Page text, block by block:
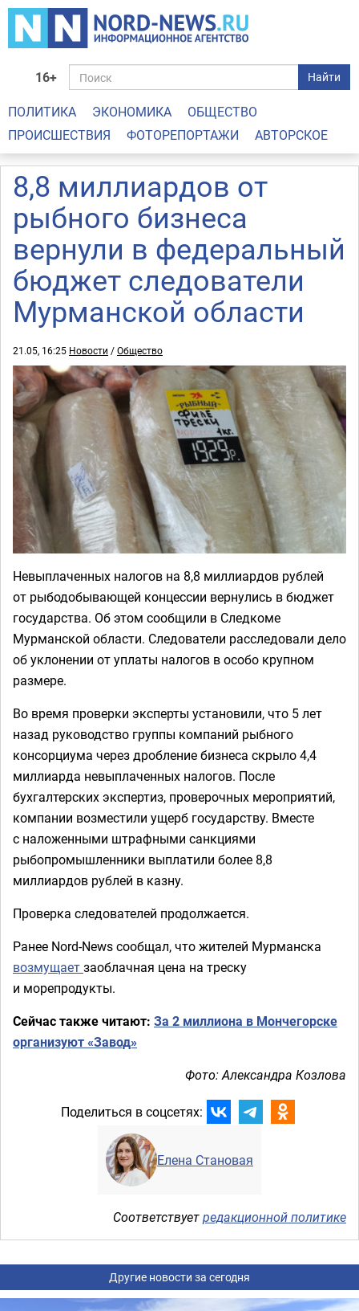
16+ Найти
ПОЛИТИКА ЭКОНОМИКА
ОБЩЕСТВО
ПРОИСШЕСТВИЯ
ФОТОРЕПОРТАЖИ АВТОРСКОЕ
8,8 миллиардов от
рыбного бизнеса
вернули в федеральный
бюджет следователи
Мурманской области
21.05, 16:25 Новости /Общество
Невыплаченных налогов на 8,8 миллиардов рублей
от рыбодобывающей концессии вернулись в бюджет
государства. Об этом сообщили в Следкоме
Мурманской области. Следователи расследовали дело
об уклонении от уплаты налогов в особо крупном
размере.
Во время проверки эксперты установили, что 5 лет
назад руководство группы компаний рыбного
консорциума через дробление бизнеса скрыло 4,4
миллиарда невыплаченных налогов. После
бухгалтерских экспертиз, проверочных мероприятий,
компании возместили ущерб государству. Вместе
с наложенными штрафными санкциями
рыбопромышленники выплатили более 8,8
миллиардов рублей в казну.
Проверка следователей продолжается.
Ранее Nord-News сообщал, что жителей Мурманска
возмущаетзаоблачная цена на треску
и морепродукты.
Сейчас также читают: За 2 миллиона в Мончегорске
организуют «Завод»
Фото: Александра Козлова
Поделиться в соцсетях:
Елена Становая
Соответствуетредакционной политике
Другие новости за сегодня